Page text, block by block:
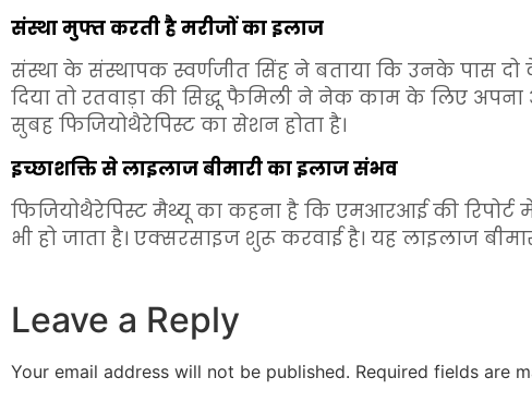
संस्था मुफ्त करती है मरीजों का इलाज
संस्था के संस्थापक स्वर्णजीत सिंह ने बताया कि उनके पास दो
दिया तो रतवाड़ा की सिद्धू फैमिली ने नेक काम के लिए
सुबह फिजियोथैरेपिस्ट का सेशन होता है।
इच्छाशक्ति से लाइलाज बीमारी का इलाज संभव
फिजियोथैरेपिस्ट मैथ्यू का कहना है कि एमआरआई की रिपोर्ट
भी हो जाता है। एक्सरसाइज शुरू करवाई है। यह लाइलाज
Leave a Reply
Your email address will not be published. Required fields are